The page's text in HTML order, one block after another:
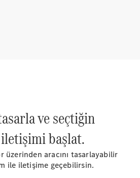
ve seçtiğin
başlat.
aracını tasarlayabilir
ile iletişime geçebilirsin.